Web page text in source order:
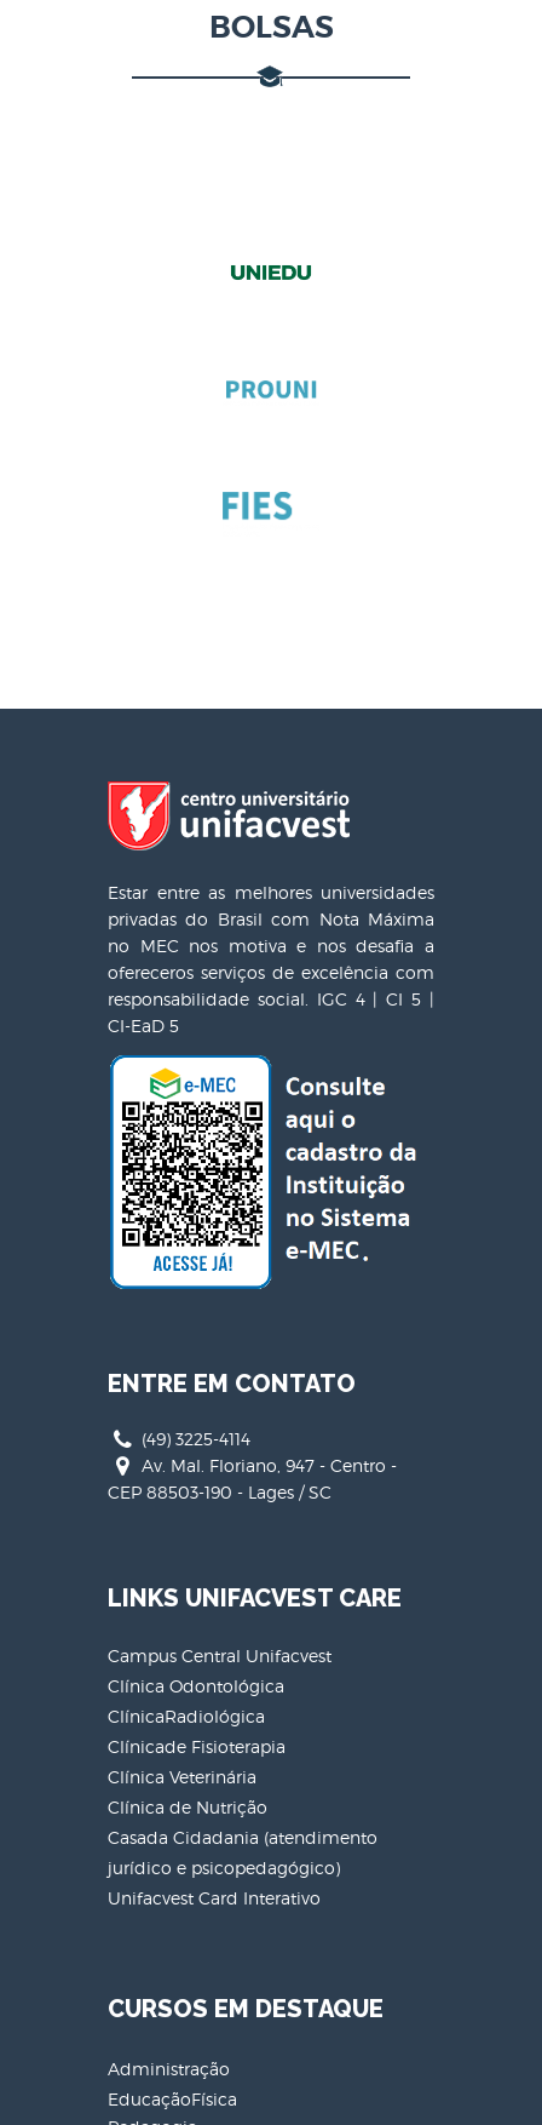
BOLSAS
Estar entre as melhores universidades
privadas do Brasil com Nota Máxima
no MEC nos motiva e nos desafia a
ofereceros serviços de excelência com
responsabilidade social. IGC 4 | CI 5 |
CI-EaD 5
ENTRE EM CONTATO
(49) 3225-4114
Av. Mal. Floriano, 947 - Centro -
CEP 88503-190 - Lages / SC
LINKS UNIFACVEST CARE
Campus Central Unifacvest
Clínica Odontológica
ClínicaRadiológica
Clínicade Fisioterapia
Clínica Veterinária
Clínica de Nutrição
Casada Cidadania (atendimento
jurídico e psicopedagógico)
Unifacvest Card Interativo
CURSOS EM DESTAQUE
Administração
EducaçãoFísica